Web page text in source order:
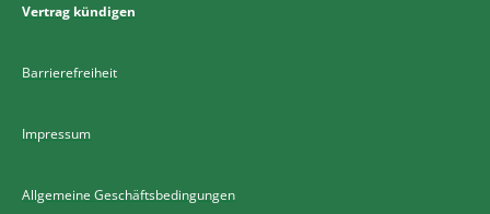
Vertrag kündigen
Barrierefreiheit
Impressum
Allgemeine Geschäftsbedingungen